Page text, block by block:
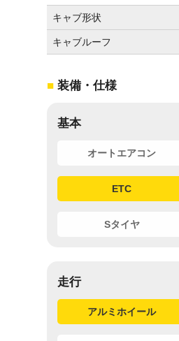
キャブ形状
キャブルーフ
装備・仕様
基本
オートエアコン
ETC
Sタイヤ
走行
アルミホイール